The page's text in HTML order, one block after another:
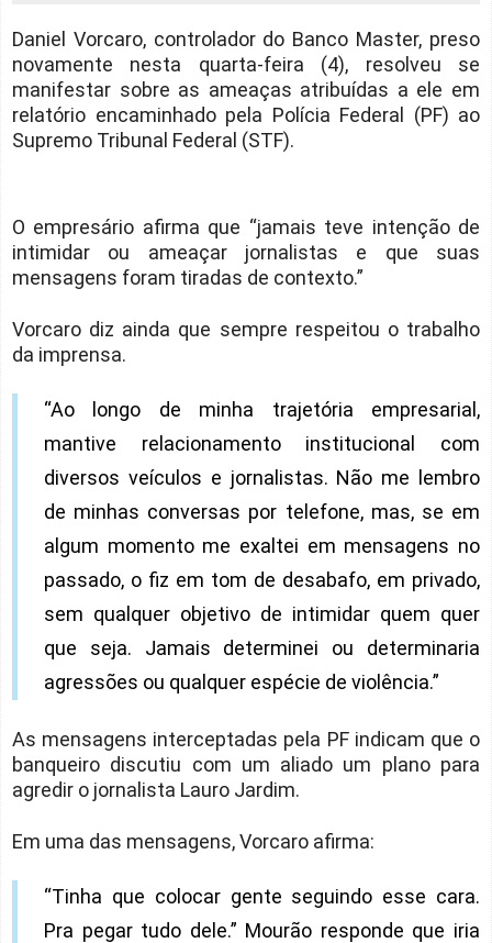
Daniel Vorcaro, controlador do Banco Master, preso
novamente nesta quarta-feira (4), resolveu se
manifestar sobre as ameaças atribuídas a ele em
relatório encaminhado pela Polícia Federal (PF) ao
Supremo Tribunal Federal (STF).
O empresário afirma que “jamais teve intenção de
intimidar ou ameaçar jornalistas e que suas
mensagens foram tiradas de contexto.”
Vorcaro diz ainda que sempre respeitou o trabalho
da imprensa.
“Ao longo de minha trajetória empresarial,
mantive relacionamento institucional com
diversos veículos e jornalistas. Não me lembro
de minhas conversas por telefone, mas, se em
algum momento me exaltei em mensagens no
passado, o fiz em tom de desabafo, em privado,
sem qualquer objetivo de intimidar quem quer
que seja. Jamais determinei ou determinaria
agressões ou qualquer espécie de violência.”
As mensagens interceptadas pela PF indicam que o
banqueiro discutiu com um aliado um plano para
agredir o jornalista Lauro Jardim.
Em uma das mensagens, Vorcaro afirma:
“Tinha que colocar gente seguindo esse cara.
Pra pegar tudo dele.” Mourão responde que iria